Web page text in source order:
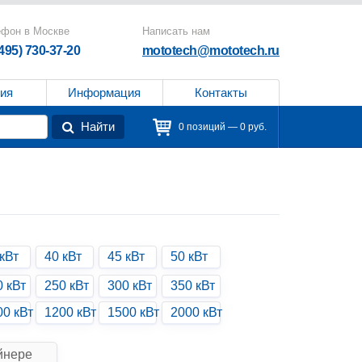
в Москве
730-37-20
Написать нам
mototech@mototech.ru
Информация Контакты
Найти 0 позиций — 0 руб.
40 кВт 45 кВт 50 кВт
кВт 250 кВт 300 кВт
350 кВт
кВт 1200 кВт 1500 кВт 2000 кВт